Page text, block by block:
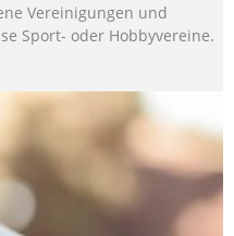
Vereinigungen und
Sport- oder Hobbyvereine.